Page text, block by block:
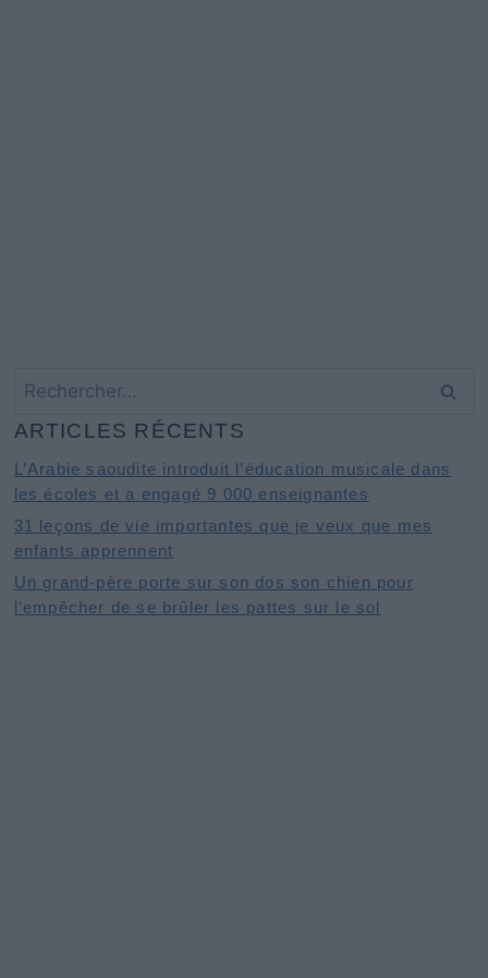
ARTICLES RÉCENTS
L’Arabie saoudite introduit l’éducation musicale dans
les écoles et a engagé 9 000 enseignantes
31 leçons de vie importantes que je veux que mes
enfants apprennent
Un grand-père porte sur son dos son chien pour
l’empêcher de se brûler les pattes sur le sol